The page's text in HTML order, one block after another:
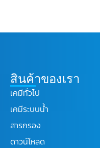
สินค้าของเรา
เคมีทั่วไป
เคมีระบบน้ำ
สารกรอง
ดาวน์โหลด